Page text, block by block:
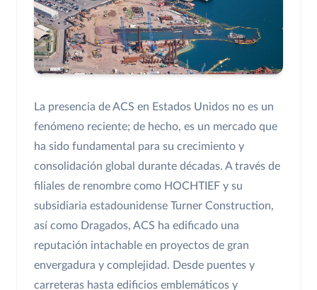
La presencia de ACS en Estados Unidos no es un
fenómeno reciente; de hecho, es un mercado que
ha sido fundamental para su crecimiento y
consolidación global durante décadas. A través de
filiales de renombre como HOCHTIEF y su
subsidiaria estadounidense Turner Construction,
así como Dragados, ACS ha edificado una
reputación intachable en proyectos de gran
envergadura y complejidad. Desde puentes y
carreteras hasta edificios emblemáticos y